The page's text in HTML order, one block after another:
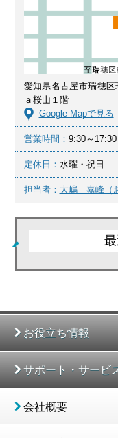
愛知県名古屋市瑞穂区
ａ桜山１階
Google Mapで見る
営業時間： 9:30～17:30
定休日： 水曜・祝日
担当者： 大嶋 嘉峰（
お役立ち情報
サポート・サービ
会社概要